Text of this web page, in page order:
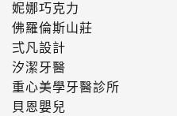
妮娜巧克力
佛羅倫斯山莊
弍凡設計
汐潔牙醫
重心美學牙醫診所
貝恩嬰兒